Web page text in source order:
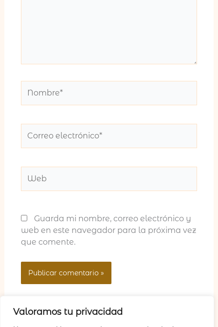
Valoramos tu privacidad
electrónico*
Guarda mi nombre, correo electrónico y
web en este navegador para la próxima vez
que comente.